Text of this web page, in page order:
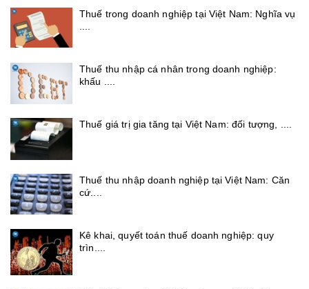
Thuế trong doanh nghiệp tại Việt Nam: Nghĩa vụ
....
Thuế thu nhập cá nhân trong doanh nghiệp:
khấu ....
Thuế giá trị gia tăng tại Việt Nam: đối tượng, ....
Thuế thu nhập doanh nghiệp tại Việt Nam: Căn
cứ....
Kê khai, quyết toán thuế doanh nghiệp: quy
trìn....